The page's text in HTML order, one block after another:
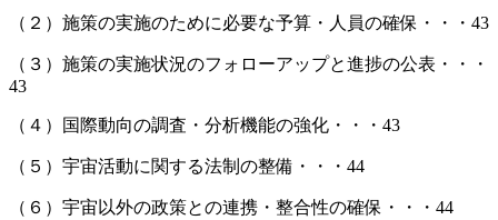
（２）施策の実施のために必要な予算・人員の確保・・・43
（３）施策の実施状況のフォローアップと進捗の公表・・・
43
（４）国際動向の調査・分析機能の強化・・・43
（５）宇宙活動に関する法制の整備・・・44
（６）宇宙以外の政策との連携・整合性の確保・・・44